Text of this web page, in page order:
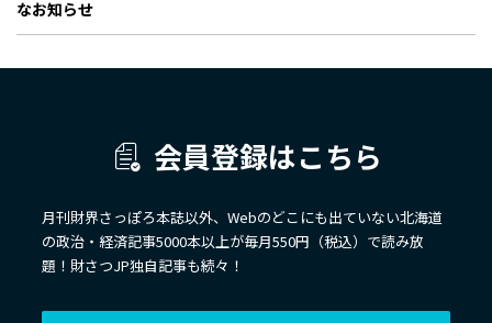
なお知らせ
会員登録はこちら
月刊財界さっぽろ本誌以外、Webのどこにも出ていない北海道
の政治・経済記事5000本以上が毎月550円（税込）で読み放
題！財さつJP独自記事も続々！